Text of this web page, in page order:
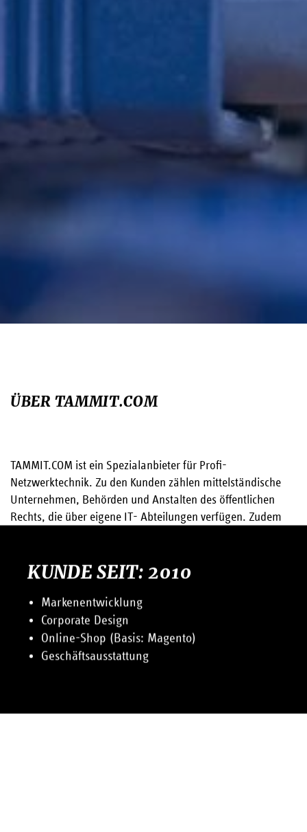
ÜBER TAMMIT.COM
TAMMIT.COM ist ein Spezialanbieter für Profi-
Netzwerktechnik. Zu den Kunden zählen mittelständische
Unternehmen, Behörden und Anstalten des öffentlichen
Rechts, die über eigene IT- Abteilungen verfügen. Zudem
KUNDE SEIT: 2010
Markenentwicklung
Corporate Design
Online-Shop (Basis: Magento)
Geschäftsausstattung